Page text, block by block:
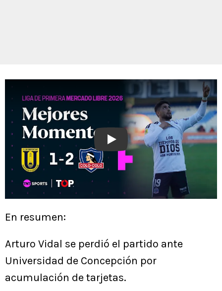
Play
En resumen:
Arturo Vidal se perdió el partido ante
Universidad de Concepción por
acumulación de tarjetas.